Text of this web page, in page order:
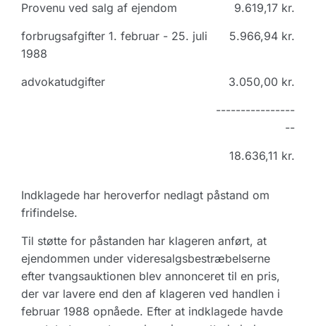
Provenu ved salg af ejendom
9.619,17 kr.
forbrugsafgifter 1. februar - 25. juli
1988
5.966,94 kr.
advokatudgifter
3.050,00 kr.
----------------
--
18.636,11 kr.
Indklagede har heroverfor nedlagt påstand om
frifindelse.
Til støtte for påstanden har klageren anført, at
ejendommen under videresalgsbestræbelserne
efter tvangsauktionen blev annonceret til en pris,
der var lavere end den af klageren ved handlen i
februar 1988 opnåede. Efter at indklagede havde